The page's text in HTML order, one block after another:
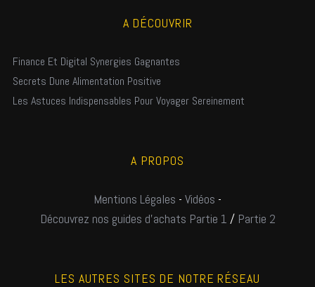
A DÉCOUVRIR
Finance Et Digital Synergies Gagnantes
Secrets Dune Alimentation Positive
Les Astuces Indispensables Pour Voyager Sereinement
A PROPOS
Mentions Légales - Vidéos -
Découvrez nos guides d'achats Partie 1 / Partie 2
LES AUTRES SITES DE NOTRE RÉSEAU